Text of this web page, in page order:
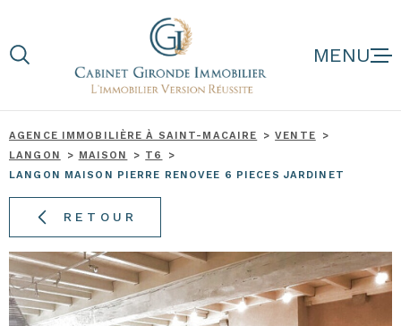
la
recherche
menu
principal
contenu
NOS BIENS
ESTIMATION
NOTRE
AGENCE IMMOBILIÈRE À SAINT-MACAIRE
VENTE
LANGON
MAISON
T6
LANGON MAISON PIERRE RENOVEE 6 PIECES JARDINET
RETOUR